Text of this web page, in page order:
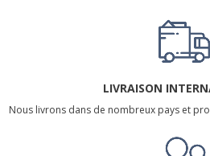
LIVRAISON
Nous livrons dans de nombreux pays et